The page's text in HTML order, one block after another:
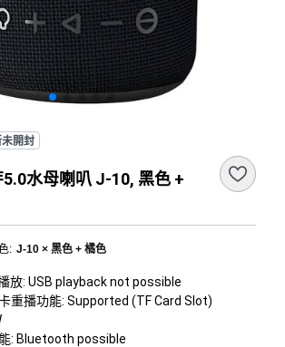
開封
水母喇叭 J-10, 黑色 +
: J-10 × 黑色 + 橘色
放: USB playback not possible
重播功能: Supported (TF Card Slot)
: Bluetooth possible